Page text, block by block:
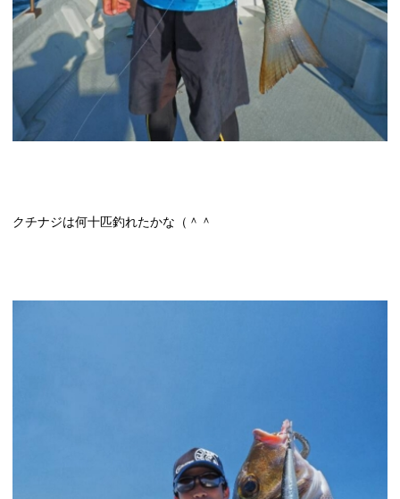
クチナジは何十匹釣れたかな（＾＾